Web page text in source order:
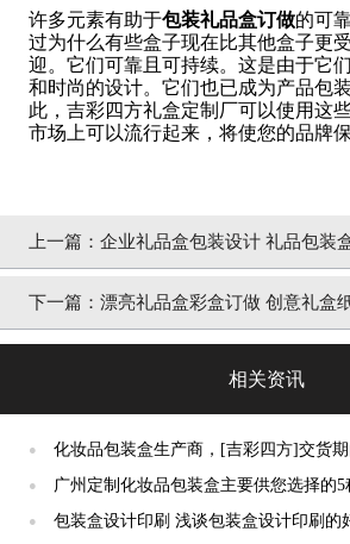
许多元素有助于包装礼品盒订做的可
过为什么有些盒子现在比其他盒子更
迎。它们可靠且可持续。这是由于它
和时尚的设计。它们也已成为产品包
此，吉彩四方礼盒定制厂可以使用这
市场上可以流行起来，将使您的品牌保
上一篇： 企业礼品盒包装设计 礼品包装盒子定做[吉彩四
方]
下一篇： 漂亮礼品盒彩盒订做 创意礼盒纸盒包装定制[吉彩
相关资讯
●
化妆品包装盒生产商，[吉彩四方]交货
户来定能够配合进度
●
广州定制化妆品包装盒主要供您选择的5
装类型[吉彩四方]
●
包装盒设计印刷 浅谈包装盒设计印刷的